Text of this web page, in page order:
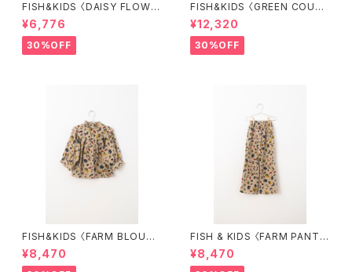
FISH&KIDS 〈DAISY FLOWE
R SHIRT〉
¥6,776
30%OFF
FISH&KIDS 〈GREEN COURD
ORY〉
¥12,320
30%OFF
FISH&KIDS 〈FARM BLOUS
E〉
¥8,470
FISH & KIDS 〈FARM PANT
S〉
¥8,470